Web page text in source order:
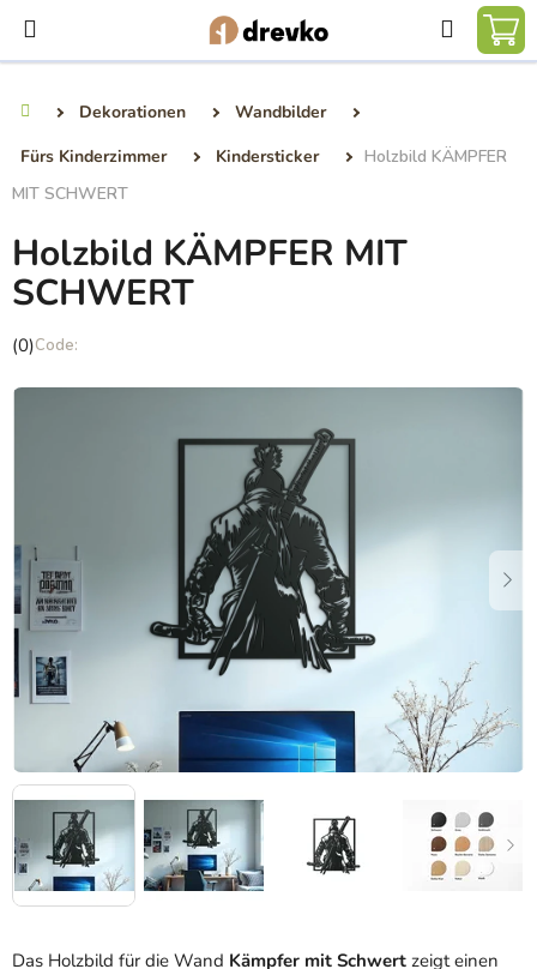
Inhalt
springen
Suchen
Dekorationen
Wandbilder
Fürs Kinderzimmer
Kindersticker
Holzbild KÄMPFER
MIT SCHWERT
Das Holzbild für die Wand Kämpfer mit Schwert zeigt einen
Holzbild KÄMPFER MIT
SCHWERT
Die
Produktbewertung
(0)